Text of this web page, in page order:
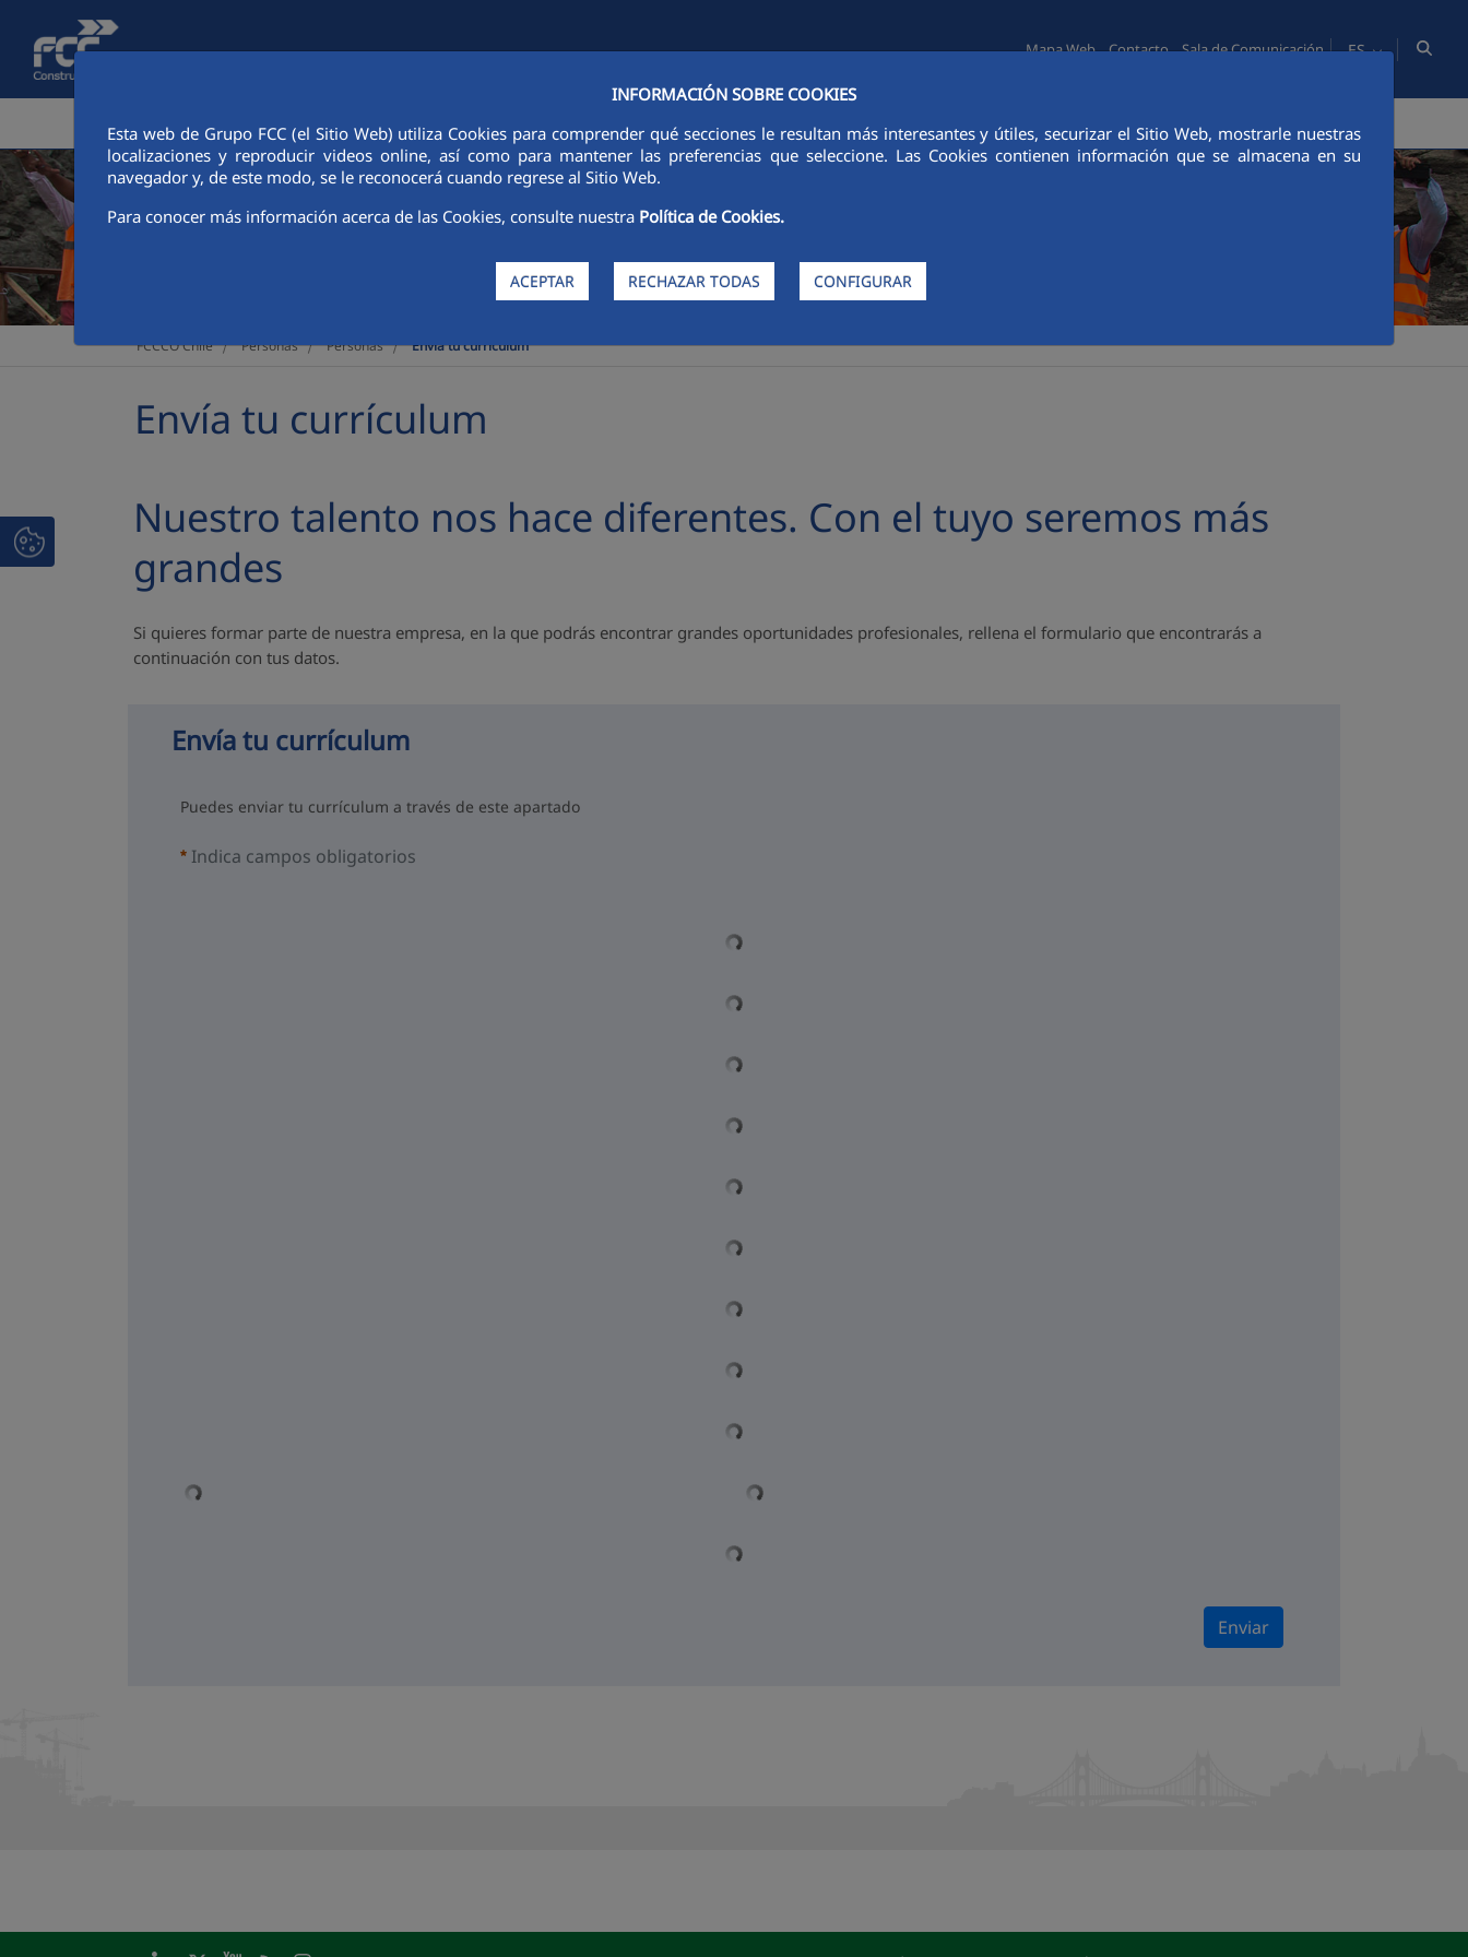
Saltar al contenido principal
INFORMACIÓN SOBRE COOKIES
Esta web de Grupo FCC (el Sitio Web) utiliza Cookies para comprender qué secciones le resultan más interesantes y útiles, securizar el Sitio Web, mostrarle nuestras
localizaciones y reproducir videos online, así como para mantener las preferencias que seleccione. Las Cookies contienen información que se almacena en su
navegador y, de este modo, se le reconocerá cuando regrese al Sitio Web.
Para conocer más información acerca de las Cookies, consulte nuestra Política de Cookies.
ACEPTAR RECHAZAR TODAS CONFIGURAR
Mapa Web Contacto Sala de Comunicación ES
ÁREA CORPORATIVA ACTIVIDADES CIUDAD FCC SOSTENIBILIDAD ÉTICA E INTEGRIDAD PERSONAS COMUNICACIÓN
FCCCO Chile >Personas >Personas >Envía tu currículum
Envía tu currículum
Nuestro talento nos hace diferentes. Con el tuyo seremos más
grandes
Si quieres formar parte de nuestra empresa, en la que podrás encontrar grandes oportunidades profesionales, rellena el formulario que encontrarás a
continuación con tus datos.
Envía tu currículum
Puedes enviar tu currículum a través de este apartado
Indica campos obligatorios
Enviar